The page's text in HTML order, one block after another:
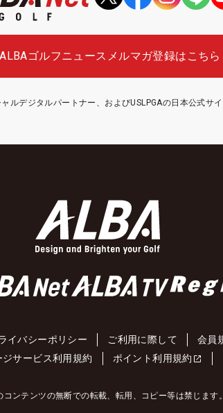
ALBAゴルフニュース メルマガ登録はこちら
ルデジタルパートナー、およびUSLPGAの日本公式サイ
イバシーポリシー ご利用に際して 会員
ジサービス利用規約 ポイント利用規約
コンテンツの無断での転載、転用、コピー等は禁じま